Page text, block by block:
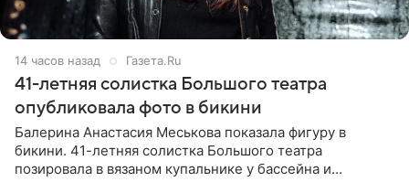
14 часов назад Газета.Ru
41-летняя солистка Большого театра
опубликовала фото в бикини
Балерина Анастасия Меськова показала фигуру в
бикини. 41-летняя солистка Большого театра
позировала в вязаном купальнике у бассейна и